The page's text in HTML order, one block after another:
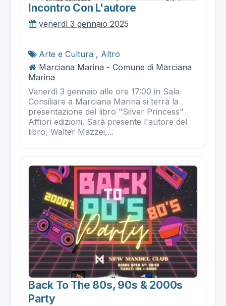
Incontro Con L'autore
venerdì 3 gennaio 2025
Arte e Cultura , Altro
Marciana Marina - Comune di Marciana
Marina
Venerdì 3 gennaio alle ore 17:00 in Sala
Consiliare a Marciana Marina si terrà la
presentazione del libro "Silver Princess"
Affiori edizioni. Sarà presente l'autore del
libro, Walter Mazzei,...
Back To The 80s, 90s & 2000s
Party